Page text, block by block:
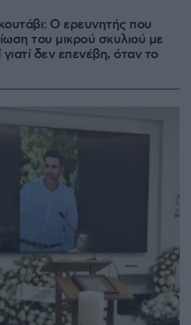
Ο ερευνητής που
του μικρού σκυλιού με
δεν επενέβη, όταν το